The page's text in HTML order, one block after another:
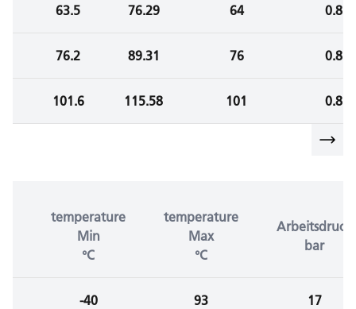
63.5 76.29 64 0.8
76.2 89.31 76 0.8
101.6 115.58 101 0.8
temperature
Min
°C
temperature
Max
°C
Arbeitsdruck
bar
-40 93 17